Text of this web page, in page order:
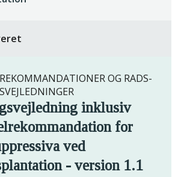
OG RADS-
inklusiv
for
ved
- version 1.1